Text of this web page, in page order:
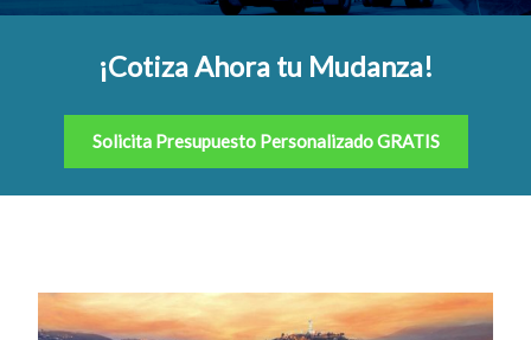
¡Cotiza Ahora tu Mudanza!
Solicita Presupuesto Personalizado GRATIS